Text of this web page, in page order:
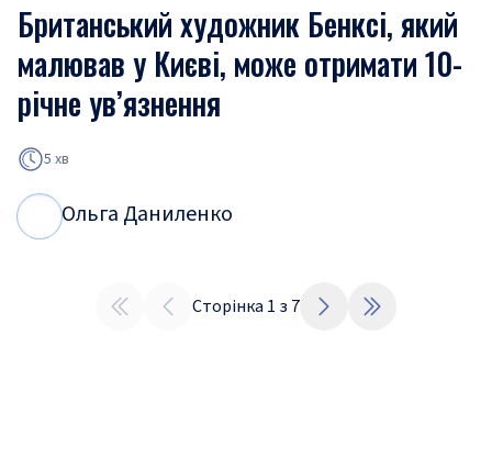
Британський художник Бенксі, який
малював у Києві, може отримати 10-
річне ув’язнення
5 хв
Ольга Даниленко
Сторінка 1 з 7